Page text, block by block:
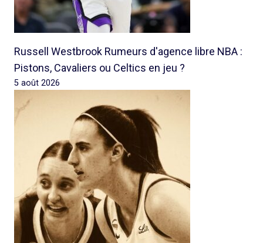
Russell Westbrook Rumeurs d'agence libre NBA :
Pistons, Cavaliers ou Celtics en jeu ?
5 août 2026